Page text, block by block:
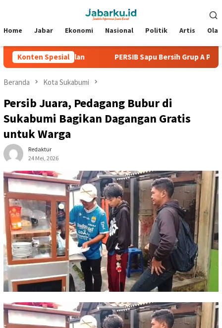
Mobile
Home Jabar Ekonomi Nasional Politik Artis
Konten Spesial
Kebobolan PERSIB Sapu Bersih Grup A Piala
Beranda Kota Sukabumi
Persib Juara, Pedagang Bubur di
Sukabumi Bagikan Dagangan Gratis
untuk Warga
Redaktur
24 Mei, 2026